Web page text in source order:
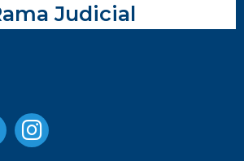
Judicial